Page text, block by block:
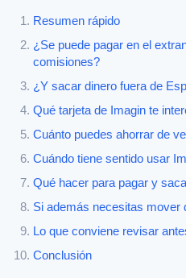
Resumen rápido
¿Se puede pagar en el
comisiones?
¿Y sacar dinero fuera de
Qué tarjeta de Imagin te
Cuánto puedes ahorrar de
Cuándo tiene sentido usar
Qué hacer para pagar y
Si además necesitas mover
Lo que conviene revisar
Conclusión